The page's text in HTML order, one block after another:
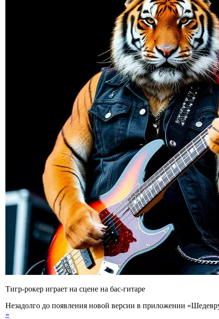
Тигр-рокер играет на сцене на бас-гитаре
Незадолго до появления новой версии в приложении
»